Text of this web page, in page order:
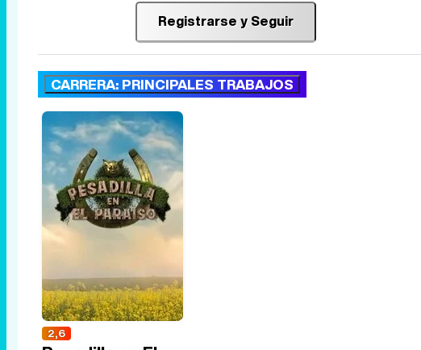
Registrarse y Seguir
CARRERA: PRINCIPALES TRABAJOS
2,6